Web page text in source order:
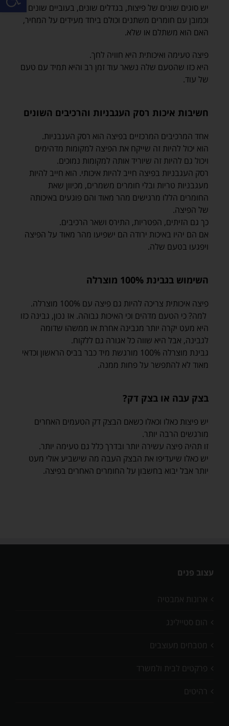
יש סוגים שונים של פיצות, בגדלים שונים, בעוביים שונים
וכמובן עם חומרים משתנים וכולם ביחד מעידים על המחיר,
האם הוא משתלם או שלא.
פיצה טעימה ואיכותית היא חוויה לחך.
היא כזו שהטעם שלה נשאר עוד זמן רב והיא תמיד עם טעם
של עוד.
חשיבות איכות רסק העגבניות והרכיבים השונים
אחד המרכיבים המרכזיים בפיצה הוא רסק העגבניות.
הוא יכול להיות זה שייקח את הפיצה למקומות מדהימים
ויכול גם להיות זה שיוריד אותה למקומות נמוכים.
רסק העגבניות בפיצה חייב להיות איכותי. הוא חייב להיות
מעגבניות טריות ובלי חומרים משמרים, מכיוון שאת
החומרים הללו מרגישים מהר מאוד והם פוגעים באיכותה
של הפיצה.
כך גם הזיתים, הפטריות, התירס ושאר הרכיבים.
אם הם יהיו באיכות ירודה הם ישפיעו מהר מאוד על הפיצה
ויפגעו בטעם שלה.
השימוש בגבינת 100% מוצרלה
פיצה איכותית צריכה להיות גם פיצה עם 100% מוצרלה.
למה? כי הטעם מדהים וכי האיכות גבוהה. אז נכון, גבינה כזו
היא מעט יקרה יותר מגבינה אחרת או ממשהו שדומה
לגבינה, אבל היא שווה כל אגורה גם ללקוח.
גבינת מוצרלה 100% מורגשת מיד כבר בביס הראשון וכדאי
מאוד לא להתפשר על פחות ממנה.
בצק עבה או בצק דק?
יש פיצות כאלו וכאלו כשאם הבצק דק הטעמים האחרים
מורגשים הרבה יותר.
זו תהיה פיצה עשירה יותר ובדרך כלל גם טעימה יותר.
יש כאלו שיעדיפו את הבצק העבה מה שישביע אולי מעט
יותר אבל יבוא בחשבון על החומרים האחרים בפיצה.
עצוב פנים
ארונות אמבטיה
הום סטיילינג
מטבחים מעוצבים
פרקטים לבית ולמשרד
רהיטים